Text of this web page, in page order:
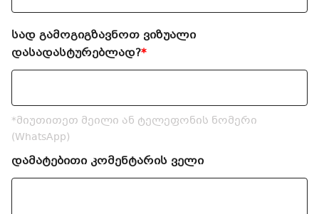
სად გამოგიგზავნოთ ვიზუალი
დასადასტურებლად?*
*მიუთითეთ მეილი ან ტელეფონის ნომერი
(WhatsApp)
დამატებითი კომენტარის ველი